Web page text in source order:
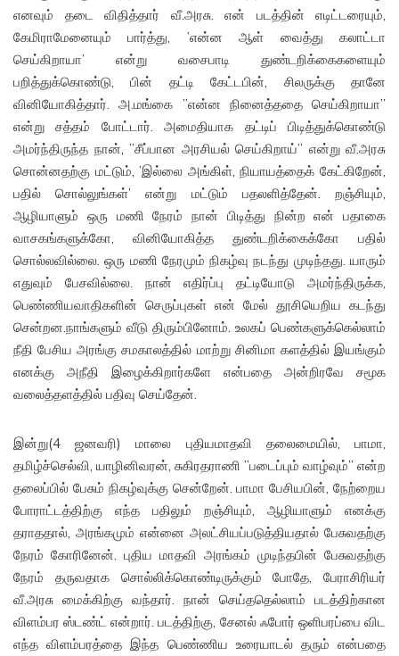
எனவும் தடை விதித்தார் வீ.அரசு. என் படத்தின் எடிட்டரையும்,
கேமிராமேனையும் பார்த்து, ’என்ன ஆள் வைத்து கலாட்டா
செய்கிறாயா’ என்று வசைபாடி துண்டறிக்கைகளையும்
பறித்துக்கொண்டு, பின் தட்டி கேட்டபின், சிலருக்கு தானே
வினியோகித்தார். அ.மங்கை ”என்ன நினைத்ததை செய்கிறாயா”
என்று சத்தம் போட்டார். அமைதியாக தட்டிப் பிடித்துக்கொண்டு
அமர்ந்திருந்த நான், ”சீப்பான அரசியல் செய்கிறாய்” என்று வீ.அரசு
சொன்னதற்கு மட்டும், ’இல்லை அங்கிள், நியாயத்தைக் கேட்கிறேன்,
பதில் சொல்லுங்கள்’ என்று மட்டும் பதலளித்தேன். றஞ்சியும்,
ஆழியாளும் ஒரு மணி நேரம் நான் பிடித்து நின்ற என் பதாகை
வாசகங்களுக்கோ, வினியோகித்த துண்டறிக்கைக்கோ பதில்
சொல்லவில்லை. ஒரு மணி நேரமும் நிகழ்வு நடந்து முடிந்தது. யாரும்
எதுவும் பேசவில்லை. நான் எதிர்ப்பு தட்டியோடு அமர்ந்திருக்க,
பெண்ணியவாதிகளின் செருப்புகள் என் மேல் தூசியெறிய கடந்து
சென்றன.நாங்களும் வீடு திரும்பினோம். உலகப் பெண்களுக்கெல்லாம்
நீதி பேசிய அரங்கு சமகாலத்தில் மாற்று சினிமா களத்தில் இயங்கும்
எனக்கு அநீதி இழைக்கிறார்களே என்பதை அன்றிரவே சமூக
வலைத்தளத்தில் பதிவு செய்தேன்.
இன்று(4 ஜனவரி) மாலை புதியமாதவி தலைமையில், பாமா,
தமிழ்ச்செல்வி, யாழினிவரன், சுகிரதராணி ”படைப்பும் வாழ்வும்” என்ற
தலைப்பில் பேசும் நிகழ்வுக்கு சென்றேன். பாமா பேசியபின், நேற்றைய
போராட்டத்திற்கு எந்த பதிலும் றஞ்சியும், ஆழியாளும் எனக்கு
தராததால், அரங்கமும் என்னை அலட்சியப்படுத்தியதால் பேசுவதற்கு
நேரம் கோரினேன். புதிய மாதவி அரங்கம் முடிந்தபின் பேசுவதற்கு
நேரம் தருவதாக சொல்லிக்கொண்டிருக்கும் போதே, பேராசிரியர்
வீ.அரசு மைக்கிற்கு வந்தார். நான் செய்ததெல்லாம் படத்திற்கான
விளம்பர ஸ்டண்ட் என்றார். படத்திற்கு, சேனல் ஃபோர் ஒளிபரப்பை விட
எந்த விளம்பரத்தை இந்த பெண்ணிய உரையாடல் தரும் என்பதை